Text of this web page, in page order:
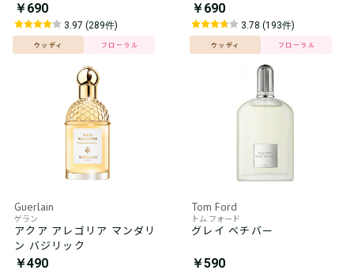
￥690
3.97 (289件)
ウッディ フローラル
￥690
3.78 (193件)
ウッディ フローラル
Guerlain
ゲラン
アクア アレゴリア マンダリ
ン バジリック
￥490
Tom Ford
トム フォード
グレイ ベチバー
￥590